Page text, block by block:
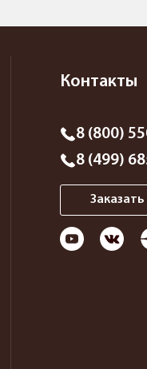
Контакты
8 (800)
8 (499)